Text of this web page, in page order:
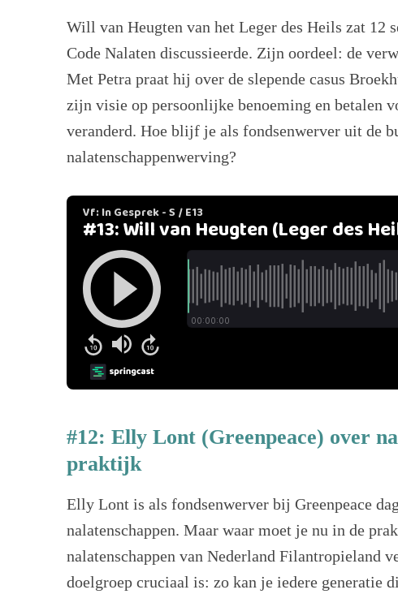
Will van Heugten van het Leger des Heils zat 12
Code Nalaten discussieerde. Zijn oordeel: de
Met Petra praat hij over de slepende casus
zijn visie op persoonlijke benoeming en betalen
veranderd. Hoe blijf je als fondsenwerver uit de
nalatenschappenwerving?
#12: Elly Lont (Greenpeace) over
praktijk
Elly Lont is als fondsenwerver bij Greenpeace
nalatenschappen. Maar waar moet je nu in de
nalatenschappen van Nederland Filantropieland
doelgroep cruciaal is: zo kan je iedere generatie